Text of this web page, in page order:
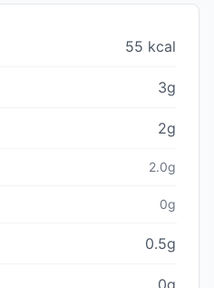
55 kcal
3g
2g
2.0g
0g
0.5g
0g